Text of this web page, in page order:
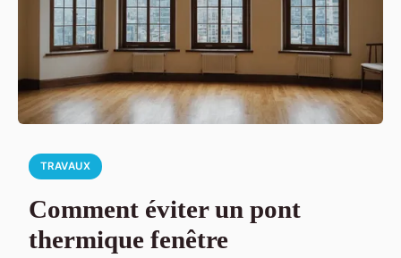
TRAVAUX
Comment éviter un pont
thermique fenêtre